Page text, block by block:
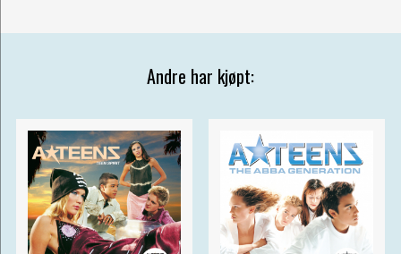
Andre har kjøpt: